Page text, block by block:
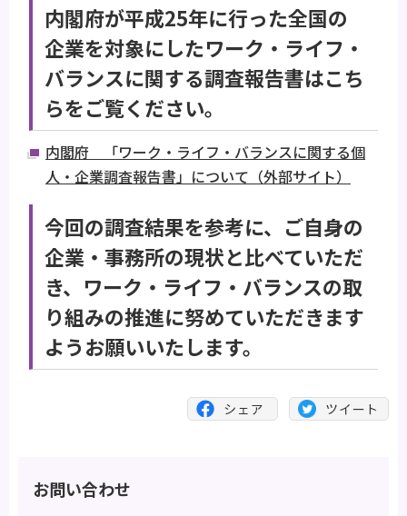
内閣府が平成25年に行った全国の
企業を対象にしたワーク・ライフ・
バランスに関する調査報告書はこち
らをご覧ください。
内閣府 「ワーク・ライフ・バランスに関する個
人・企業調査報告書」について（外部サイト）
今回の調査結果を参考に、ご自身の
企業・事務所の現状と比べていただ
き、ワーク・ライフ・バランスの取
り組みの推進に努めていただきます
ようお願いいたします。
お問い合わせ